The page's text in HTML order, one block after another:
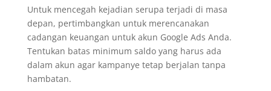
Untuk mencegah kejadian serupa terjadi di masa
depan, pertimbangkan untuk merencanakan
cadangan keuangan untuk akun Google Ads Anda.
Tentukan batas minimum saldo yang harus ada
dalam akun agar kampanye tetap berjalan tanpa
hambatan.